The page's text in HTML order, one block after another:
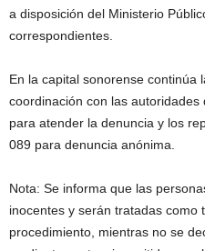
a disposición del Ministerio
correspondientes.
En la capital sonorense continúa
coordinación con las autoridades
para atender la denuncia y los
089 para denuncia anónima.
Nota: Se informa que las
inocentes y serán tratadas como
procedimiento, mientras no se